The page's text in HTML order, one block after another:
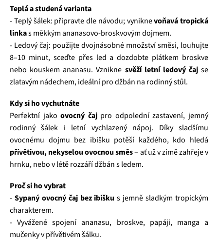
Teplá a studená varianta
- Teplý šálek: připravte dle návodu; vyniknevoňavá tropická
linkas měkkým ananasovo‑broskvovým dojmem.
- Ledový čaj: použijte dvojnásobné množství směsi, louhujte
8–10 minut, sceďte přes led a dozdobte plátkem broskve
nebo kouskem ananasu. Vznikne svěží letní ledový čajse
zlatavým nádechem, ideální pro džbán na rodinný stůl.
Kdy si ho vychutnáte
Perfektní jakoovocný čajpro odpolední zastavení, jemný
rodinný šálek i letní vychlazený nápoj. Díky sladšímu
ovocnému dojmu bez ibišku potěší každého, kdo hledá
přívětivou, nekyselou ovocnou směs– ať už v zimě zahřeje v
hrnku, nebo v létě rozzáří džbán s ledem.
Proč si ho vybrat
- Sypaný ovocný čaj bez ibišku s jemně sladkým tropickým
charakterem.
- Vyvážené spojení ananasu, broskve, papáji, manga a
mučenky v přívětivém šálku.